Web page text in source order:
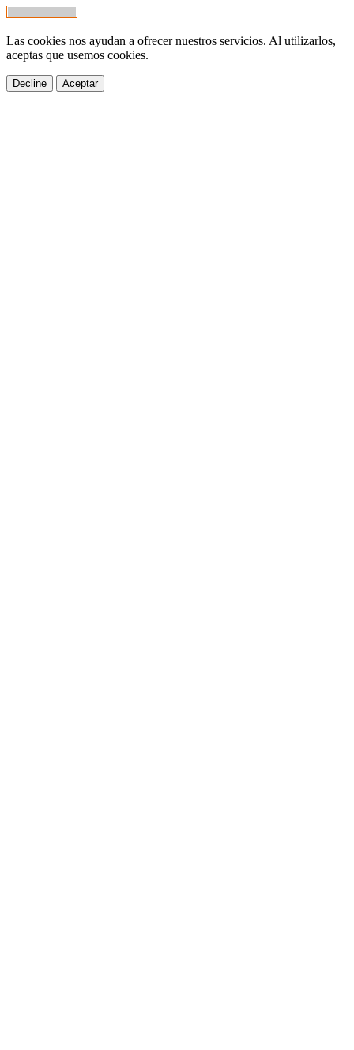
Las cookies nos ayudan a ofrecer nuestros servicios. Al utilizarlos,
aceptas que usemos cookies.
Decline Aceptar